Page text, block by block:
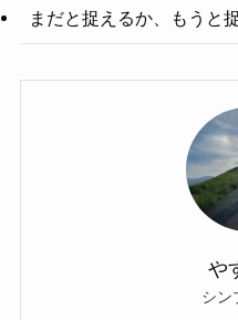
まだと捉えるか、もうと
や
シン